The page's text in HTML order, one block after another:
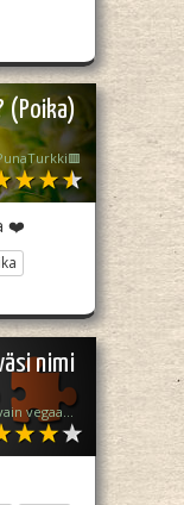
(Poika)
❤️
nimi
pupunruoka vain vegaaneille